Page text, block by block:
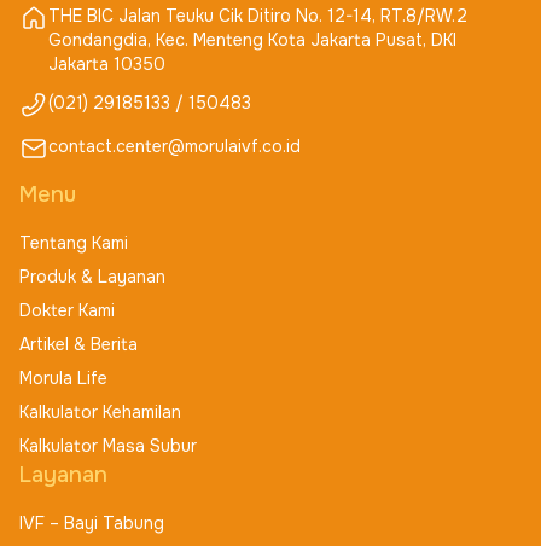
THE BIC Jalan Teuku Cik Ditiro No. 12-14, RT.8/RW.2
Gondangdia, Kec. Menteng Kota Jakarta Pusat, DKI
Jakarta 10350
(021) 29185133 / 150483
contact.center@morulaivf.co.id
Menu
Tentang Kami
Produk & Layanan
Dokter Kami
Artikel & Berita
Morula Life
Kalkulator Kehamilan
Kalkulator Masa Subur
Layanan
IVF – Bayi Tabung